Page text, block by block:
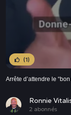
(1)
Arrête d’attendre le
Ronnie
2 abonnés